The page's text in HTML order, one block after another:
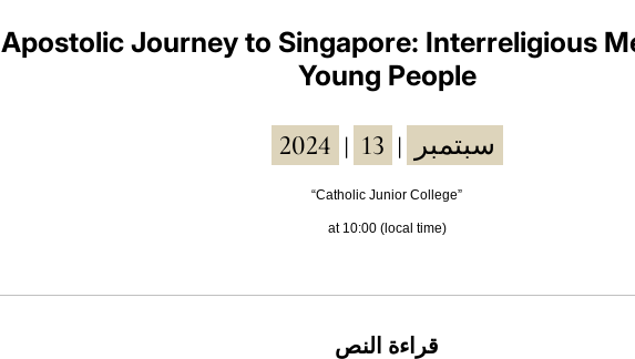
Apostolic Journey to Singapore: Interreligious
Young People
2024 سبتمبر 13
“Catholic Junior College”
at 10:00 (local time)
قراءة النص